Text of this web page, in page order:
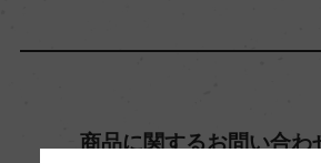
飲み頃温度商品に関するお問い合わ